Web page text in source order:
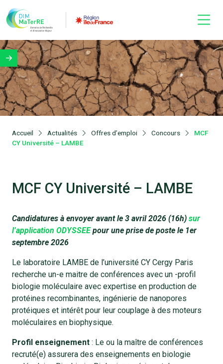
Accueil Actualités Offres d’emploi Concours
MCF
CY Université – LAMBE
MCF CY Université – LAMBE
Candidatures à envoyer avant le 3 avril 2026 (16h) sur
l’application ODYSSEEpour une prise de poste le 1er
septembre 2026
Le laboratoire LAMBE de l’université CY Cergy Paris
recherche un-e maitre de conférences avec un -profil
biologie moléculaire avec expertise en production de
protéines recombinantes, ingénierie de nanopores
protéiques et intérêt pour leur couplage à des moteurs
moléculaires en biophysique.
Profil enseignement : Le ou la maître de conférences
recruté(e) assurera des enseignements en biologie